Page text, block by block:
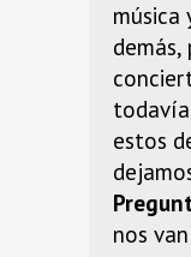
música
demás,
estos
nos